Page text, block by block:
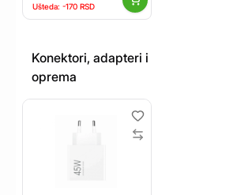
Ušteda: -170 RSD
Konektori, adapteri i
oprema